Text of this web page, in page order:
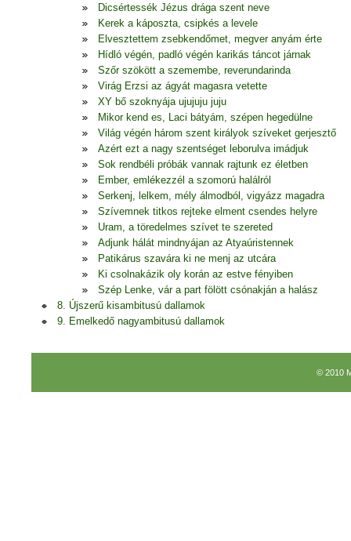
Dicsértessék Jézus drága szent neve
Kerek a káposzta, csipkés a levele
Elvesztettem zsebkendőmet, megver anyám érte
Hídló végén, padló végén karikás táncot járnak
Szőr szökött a szemembe, reverundarinda
Virág Erzsi az ágyát magasra vetette
XY bő szoknyája ujujuju juju
Mikor kend es, Laci bátyám, szépen hegedülne
Világ végén három szent királyok szíveket gerjesztő
Azért ezt a nagy szentséget leborulva imádjuk
Sok rendbéli próbák vannak rajtunk ez életben
Ember, emlékezzél a szomorú halálról
Serkenj, lelkem, mély álmodból, vigyázz magadra
Szívemnek titkos rejteke elment csendes helyre
Uram, a töredelmes szívet te szereted
Adjunk hálát mindnyájan az Atyaúristennek
Patikárus szavára ki ne menj az utcára
Ki csolnakázik oly korán az estve fényiben
Szép Lenke, vár a part fölött csónakján a halász
8. Újszerű kisambitusú dallamok
9. Emelkedő nagyambitusú dallamok
© 2010